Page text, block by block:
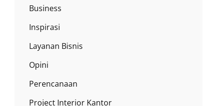
Business
Inspirasi
Layanan Bisnis
Opini
Perencanaan
Project Interior Kantor